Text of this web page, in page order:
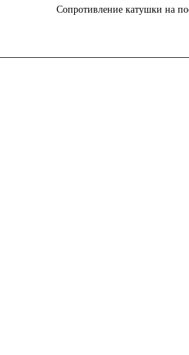
Сопротивление катушки на